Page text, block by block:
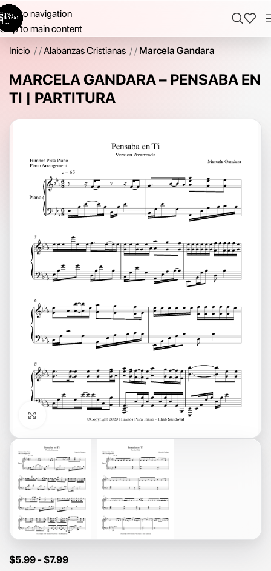
Skip to navigation
Skip to main content
Inicio / Alabanzas Cristianas / Marcela Gandara
MARCELA GANDARA – PENSABA EN
TI | PARTITURA
$5.99 -$7.99